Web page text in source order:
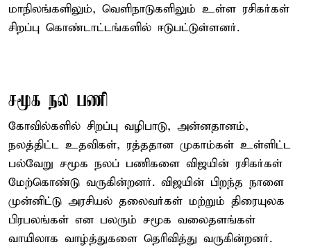
மாநிலங்களிலும், வெளிநாடுகளிலும் உள்ள ரசிகர்கள்
சிறப்பு கொண்டாட்டங்களில் ஈடுபட்டுள்ளனர்.
சமூக நல பணி
கோவில்களில் சிறப்பு வழிபாடு, அன்னதானம்,
நலத்திட்ட உதவிகள், ரத்ததான முகாம்கள் உள்ளிட்ட
பல்வேறு சமூக நலப் பணிகளை விஜயின் ரசிகர்கள்
மேற்கொண்டு வருகின்றனர். விஜயின் பிறந்த நாளை
முன்னிட்டு அரசியல் தலைவர்கள் மற்றும் திரையுலக
பிரபலங்கள் என பலரும் சமூக வலைதளங்கள்
வாயிலாக வாழ்த்துகளை தெரிவித்து வருகின்றனர்.